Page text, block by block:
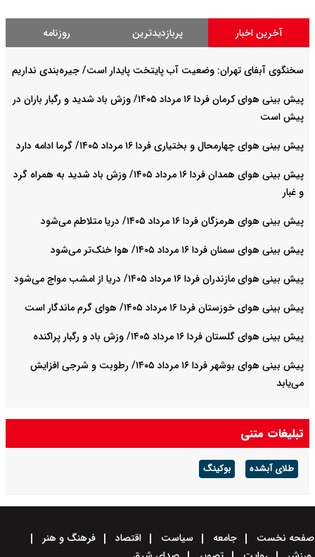
آخرین اخبار پربازدیدترین روزنامه
سخنگوی آبفای تهران: وضعیت آب پایتخت پایدار است/ جیره‌بندی نداریم
پیش بینی هوای کرمان فردا ۱۶ مرداد ۱۴۰۵/ وزش باد شدید و رگبار باران در
پیش است
پیش بینی هوای چهارمحال و بختیاری فردا ۱۶ مرداد ۱۴۰۵/ گرما ادامه دارد
پیش بینی هوای همدان فردا ۱۶ مرداد ۱۴۰۵/ وزش باد شدید به همراه گرد
و غبار
پیش بینی هوای هرمزگان فردا ۱۶ مرداد ۱۴۰۵/ دریا متلاطم می‌شود
پیش بینی هوای سمنان فردا ۱۶ مرداد ۱۴۰۵/ هوا خنک‌تر می‌شود
پیش بینی هوای مازندران فردا ۱۶ مرداد ۱۴۰۵/ دریا از امشب مواج می‌شود
پیش بینی هوای خوزستان فردا ۱۶ مرداد ۱۴۰۵/ هوای گرم ماندگار است
پیش بینی هوای گلستان فردا ۱۶ مرداد ۱۴۰۵/ وزش باد و رگبار پراکنده
پیش بینی هوای بوشهر فردا ۱۶ مرداد ۱۴۰۵/ رطوبت و شرجی افزایش
می‌یابد
تبلیغات متنی
طلای آبشده بوکینگ
صفحه نخست جامعه سیاست اقتصاد
فرهنگ و هنر